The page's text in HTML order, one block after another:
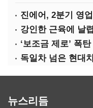
진에어, 2분기 영
강인한 근육에 날
‘보조금 제로’ 폭
뉴스리듬